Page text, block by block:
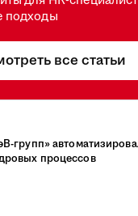
подходы
все статьи
групп»
процессов